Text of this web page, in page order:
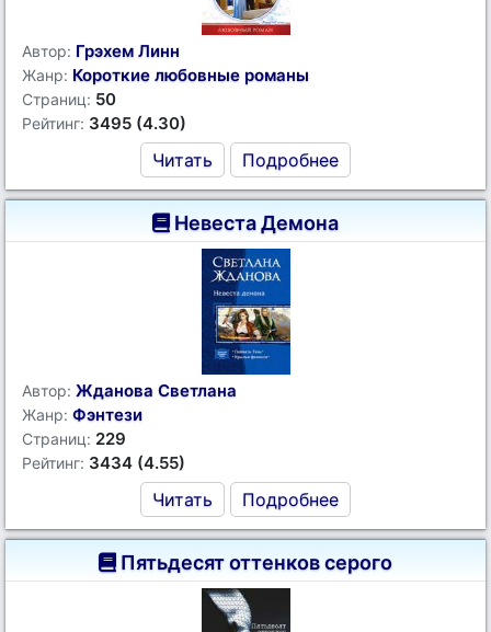
Автор: Грэхем Линн
Жанр: Короткие любовные романы
Страниц: 50
Рейтинг: 3495 (4.30)
Читать Подробнее
Невеста Демона
Автор: Жданова Светлана
Жанр: Фэнтези
Страниц: 229
Рейтинг: 3434 (4.55)
Читать Подробнее
Пятьдесят оттенков серого